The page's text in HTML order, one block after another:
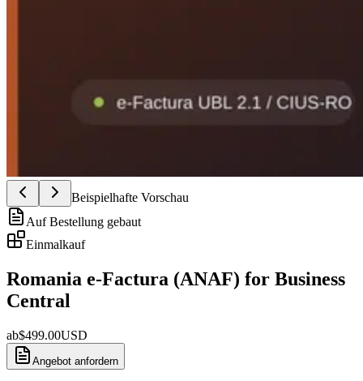
Beispielhafte Vorschau
Auf Bestellung gebaut
Einmalkauf
Romania e-Factura (ANAF) for Business
Central
ab$499.00USD
Angebot anfordern